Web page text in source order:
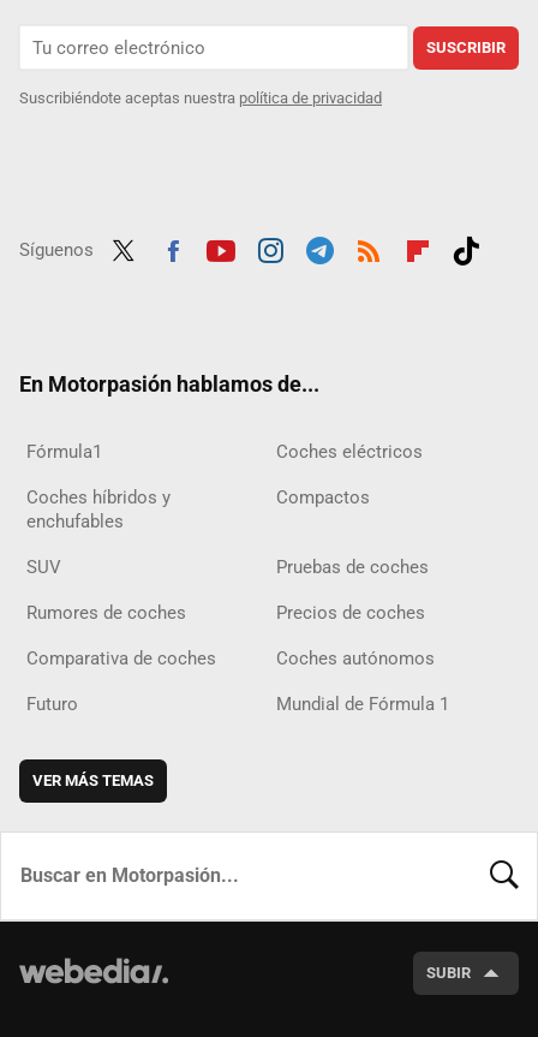
SUSCRIBIR
Suscribiéndote aceptas nuestra política de privacidad
Síguenos
En Motorpasión hablamos de...
Fórmula1 Coches eléctricos
Coches híbridos y
enchufables
Compactos
SUV Pruebas de coches
Rumores de coches Precios de coches
Comparativa de coches Coches autónomos
Futuro Mundial de Fórmula 1
VER MÁS TEMAS
SUBIR